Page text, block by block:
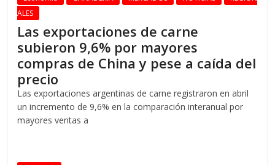
ALES
Las exportaciones de carne
subieron 9,6% por mayores
compras de China y pese a caída del
precio
Las exportaciones argentinas de carne registraron en abril
un incremento de 9,6% en la comparación interanual por
mayores ventas a